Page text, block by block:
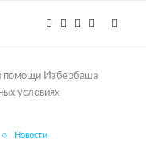
помощи Избербаша
условиях
Новости